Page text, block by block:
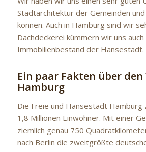
Stadtarchitektur der Gemeinden
können. Auch in Hamburg sind wir
Dachdeckerei kümmern wir uns auch
Immobilienbestand der Hansestadt.
Ein paar Fakten über
Hamburg
Die Freie und Hansestadt
1,8 Millionen Einwohner. Mit einer
ziemlich genau 750
nach Berlin die zweitgrößte